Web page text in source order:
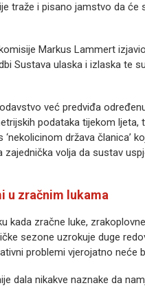
traže i pisano jamstvo da
Markus Lammert
Sustava ulaska i izlaska te
već predviđa
podataka tijekom ljeta,
‘nekolicinom država članica’
zajednička volja da sustav
u zračnim lukama
kada zračne luke,
sezone uzrokuje duge
problemi vjerojatno neće
dala nikakve naznake da